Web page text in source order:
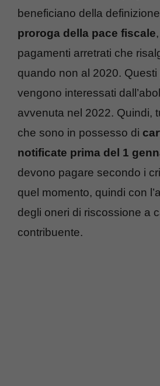
beneficiano della
proroga della pace fiscale
pagamenti arretrati che
quando non al 2020.
vengono interessati
avvenuta nel 2022. Quindi,
che sono in possesso di
notificate prima del 1
devono pagare secondo i
quel momento, quindi con
degli oneri di riscossione a
contribuente.